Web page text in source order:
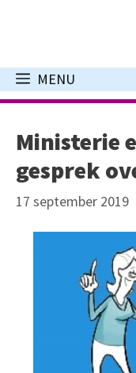
inhoud
MENU
Ministerie
gesprek
17 september 2019